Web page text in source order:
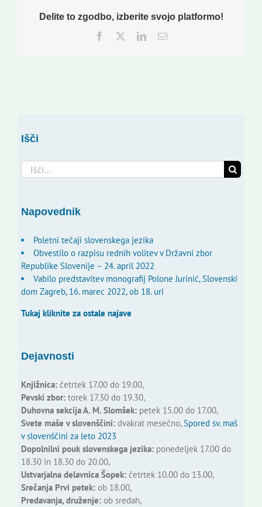
Delite to zgodbo, izberite svojo platformo!
Facebook
TwitterLinkedInEmail
Išči
Search
for:
Napovednik
Poletni tečaji slovenskega jezika
Obvestilo o razpisu rednih volitev v Državni zbor
Republike Slovenije – 24. april 2022
Vabilo predstavitev monografij Polone Jurinić, Slovenski
dom Zagreb, 16. marec 2022, ob 18. uri
Tukaj kliknite za ostale najave
Dejavnosti
Knjižnica:četrtek 17.00 do 19.00,
Pevski zbor:torek 17.30 do 19.30,
Duhovna sekcija A. M. Slomšek:petek 15.00 do 17.00,
Svete maše v slovenščini:dvakrat mesečno,Spored sv. maš
v slovenščini za leto 2023
Dopolnilni pouk slovenskega jezika:ponedeljek 17.00 do
18.30 in 18.30 do 20.00,
Ustvarjalna delavnica Šopek:četrtek 10.00 do 13.00,
Srečanja Prvi petek:ob 18.00,
Predavanja, druženje:ob sredah,